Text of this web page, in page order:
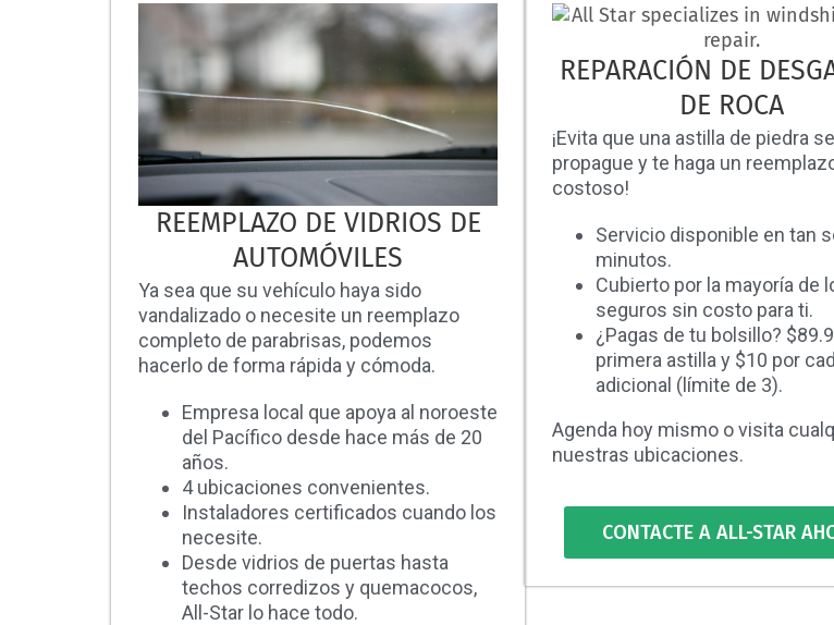
REEMPLAZO DE VIDRIOS DE
AUTOMÓVILES
Ya sea que su vehículo haya sido
vandalizado o necesite un reemplazo
completo de parabrisas, podemos
hacerlo de forma rápida y cómoda.
Empresa local que apoya al noroeste
del Pacífico desde hace más de 20
años.
4 ubicaciones convenientes.
Instaladores certificados cuando los
necesite.
Desde vidrios de puertas hasta
techos corredizos y quemacocos,
All-Star lo hace todo.
REPARACIÓN DE
DE ROCA
¡Evita que una astilla de piedra se
propague y te haga un
costoso!
Servicio disponible en tan
minutos.
Cubierto por la mayoría de
seguros sin costo para ti.
¿Pagas de tu bolsillo?
primera astilla y $10 por
adicional (límite de 3).
Agenda hoy mismo o visita
nuestras ubicaciones.
CONTACTE A ALL-STAR